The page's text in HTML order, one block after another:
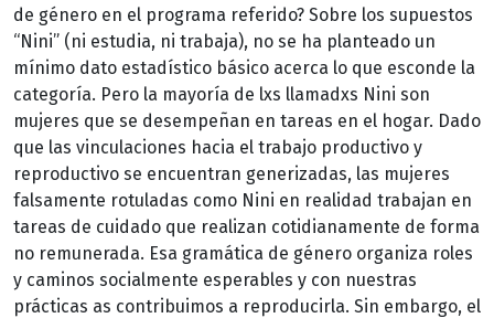
de género en el programa referido? Sobre los supuestos
“Nini” (ni estudia, ni trabaja), no se ha planteado un
mínimo dato estadístico básico acerca lo que esconde la
categoría. Pero la mayoría de lxs llamadxs Nini son
mujeres que se desempeñan en tareas en el hogar. Dado
que las vinculaciones hacia el trabajo productivo y
reproductivo se encuentran generizadas, las mujeres
falsamente rotuladas como Nini en realidad trabajan en
tareas de cuidado que realizan cotidianamente de forma
no remunerada. Esa gramática de género organiza roles
y caminos socialmente esperables y con nuestras
prácticas as contribuimos a reproducirla. Sin embargo, el